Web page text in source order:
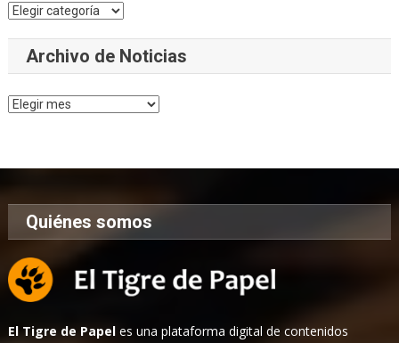
Categorías
Archivo de Noticias
Archivo
Quiénes somos
El Tigre de Papel es una plataforma digital de contenidos